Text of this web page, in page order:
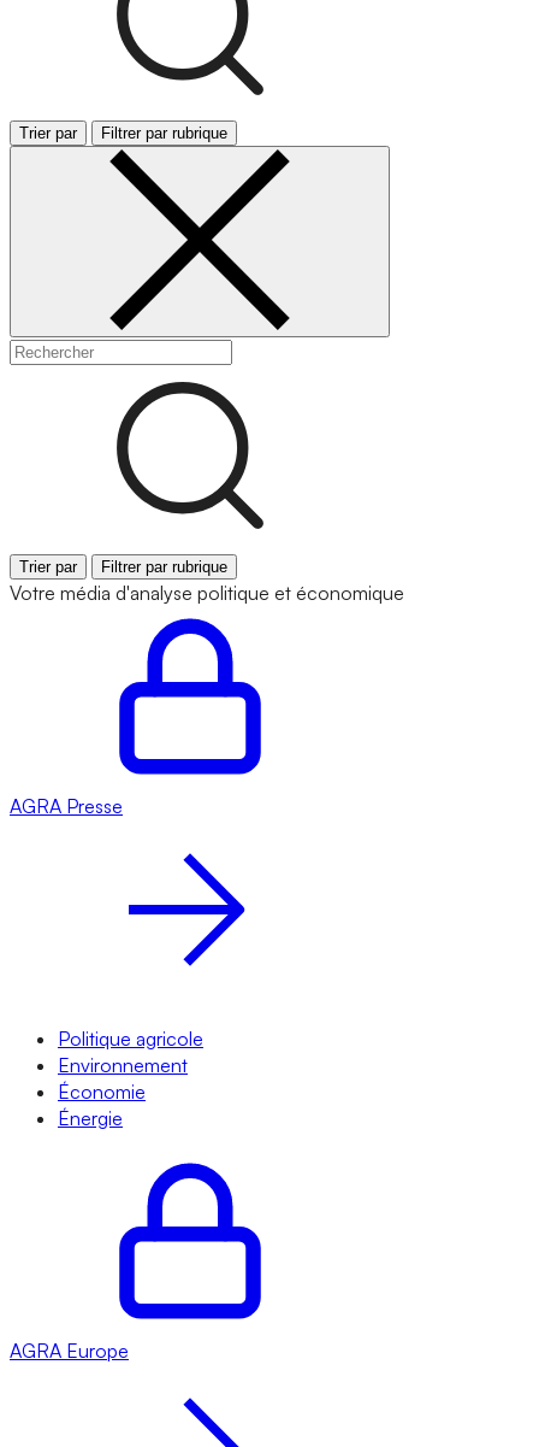
Trier par Filtrer par rubrique
Trier par Filtrer par rubrique
Votre média d'analyse politique et économique
AGRA Presse
Politique agricole
Environnement
Économie
Énergie
AGRA Europe